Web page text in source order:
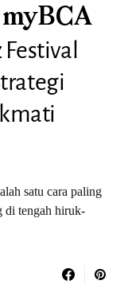
Festival
satu cara paling
di tengah hiruk-